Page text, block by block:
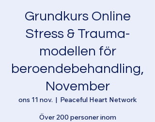
Grundkurs Online
Stress & Trauma-
modellen för
beroendebehandling,
November
ons 11 nov.
  |
Peaceful Heart Network
Över 200 personer inom